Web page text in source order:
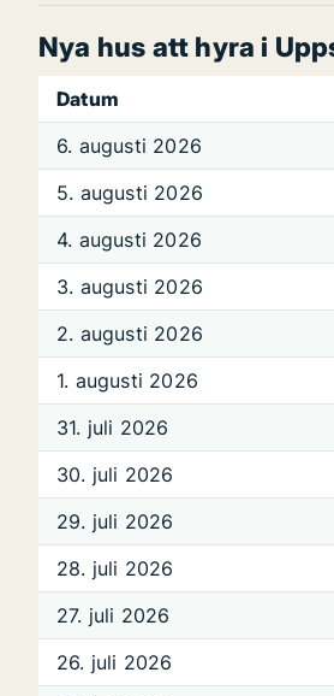
Nya hus att hyra i
Datum
6. augusti 2026
5. augusti 2026
4. augusti 2026
3. augusti 2026
2. augusti 2026
1. augusti 2026
31. juli 2026
30. juli 2026
29. juli 2026
28. juli 2026
27. juli 2026
26. juli 2026